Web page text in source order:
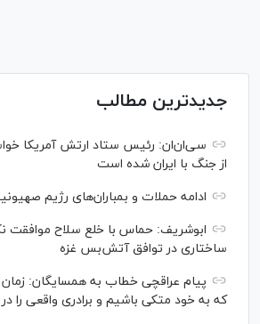
جدیدترین مطالب
سی‌ان‌‌ان: رئیس ستاد ارتش آمریکا
از جنگ با ایران شده است
ادامه حملات و بمباران‌های رژیم
ابوشریف: حماس با خلع سلاح موافقت
ساختاری در توافق آتش‌‎بس غزه
پیام عراقچی خطاب به همسایگان:
که به خود متکی باشیم و برادری واقعی را